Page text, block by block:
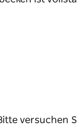
versuchen